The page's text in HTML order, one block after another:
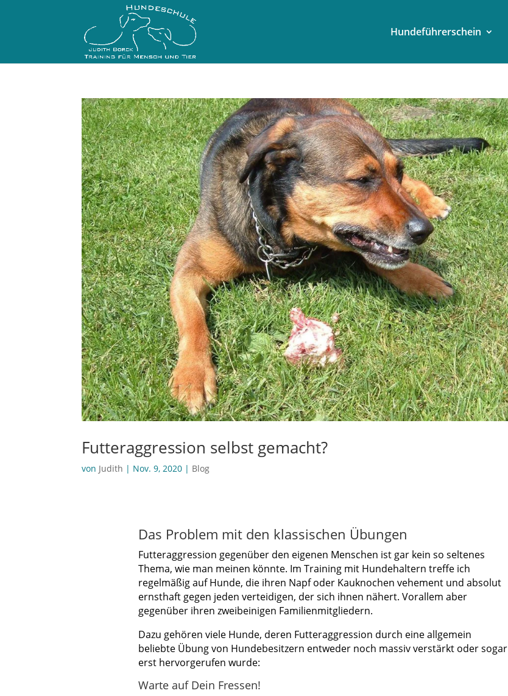
Hundeführerschein
Futteraggression selbst gemacht?
von Judith | Nov. 9, 2020 | Blog
Das Problem mit den klassischen Übungen
Futteraggression gegenüber den eigenen Menschen ist gar kein so seltenes
Thema, wie man meinen könnte. Im Training mit Hundehaltern treffe ich
regelmäßig auf Hunde, die ihren Napf oder Kauknochen vehement und absolut
ernsthaft gegen jeden verteidigen, der sich ihnen nähert. Vorallem aber
gegenüber ihren zweibeinigen Familienmitgliedern.
Dazu gehören viele Hunde, deren Futteraggression durch eine allgemein
beliebte Übung von Hundebesitzern entweder noch massiv verstärkt oder sogar
erst hervorgerufen wurde:
Warte auf Dein Fressen!